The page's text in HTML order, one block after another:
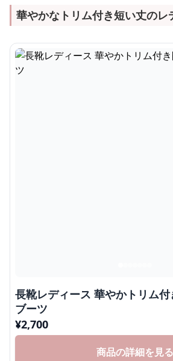
華やかなトリム付き短い丈のレ
長靴レディース 華やかトリム付
ブーツ
¥2,700
商品の詳細を見る